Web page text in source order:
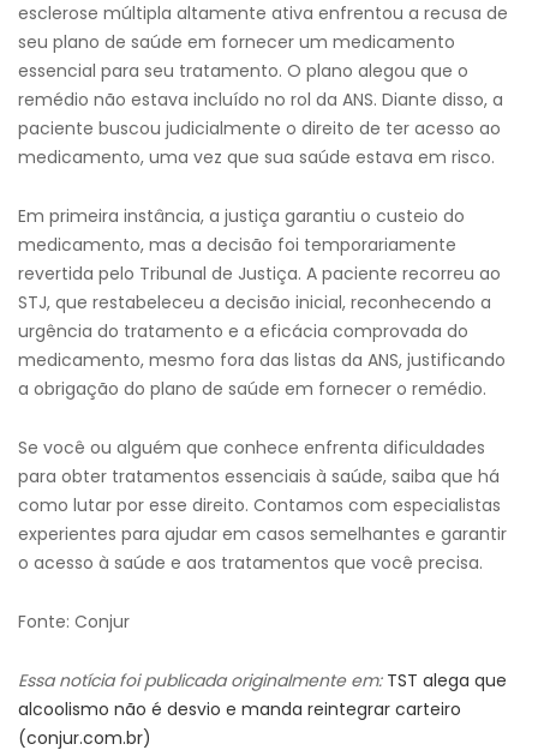
esclerose múltipla altamente ativa enfrentou a recusa de
seu plano de saúde em fornecer um medicamento
essencial para seu tratamento. O plano alegou que o
remédio não estava incluído no rol da ANS. Diante disso, a
paciente buscou judicialmente o direito de ter acesso ao
medicamento, uma vez que sua saúde estava em risco.
Em primeira instância, a justiça garantiu o custeio do
medicamento, mas a decisão foi temporariamente
revertida pelo Tribunal de Justiça. A paciente recorreu ao
STJ, que restabeleceu a decisão inicial, reconhecendo a
urgência do tratamento e a eficácia comprovada do
medicamento, mesmo fora das listas da ANS, justificando
a obrigação do plano de saúde em fornecer o remédio.
Se você ou alguém que conhece enfrenta dificuldades
para obter tratamentos essenciais à saúde, saiba que há
como lutar por esse direito. Contamos com especialistas
experientes para ajudar em casos semelhantes e garantir
o acesso à saúde e aos tratamentos que você precisa.
Fonte: Conjur
Essa notícia foi publicada originalmente em: TST alega que
alcoolismo não é desvio e manda reintegrar carteiro
(conjur.com.br)